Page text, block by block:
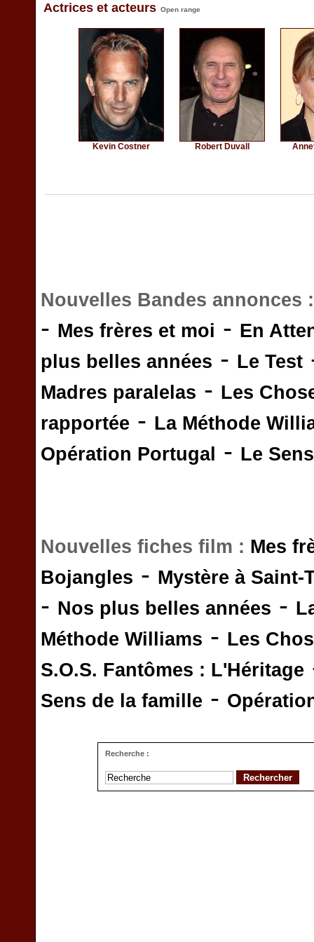
Actrices et acteurs Open range
Kevin Costner Robert Duvall
Nouvelles Bandes annonces
- Mes frères et moi - En
plus belles années - Le Test
Madres paralelas - Les
rapportée - La Méthode
Opération Portugal
- Le
Nouvelles fiches film : Mes
Bojangles - Mystère à Saint-
- Nos plus belles années -
Méthode Williams - Les
S.O.S. Fantômes : L'Héritage
Sens de la famille -
Recherche :